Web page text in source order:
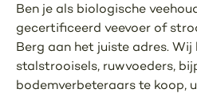
Ben je als biologische
gecertificeerd veevoer of
Berg aan het juiste adres. Wij
stalstrooisels, ruwvoeders,
bodemverbeteraars te koop,